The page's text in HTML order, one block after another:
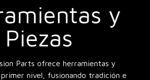
y
Piezas
Parts ofrece herramientas y
nivel, fusionando tradición e